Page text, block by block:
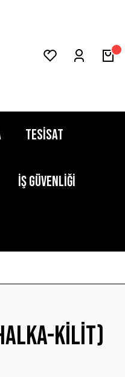
TESİSAT
İŞ GÜVENLİĞİ
Kilit)